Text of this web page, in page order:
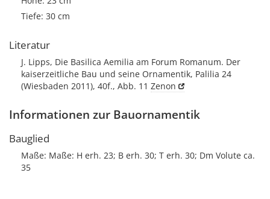
Tiefe: 30 cm
Literatur
J. Lipps, Die Basilica Aemilia am Forum Romanum. Der
kaiserzeitliche Bau und seine Ornamentik, Palilia 24
(Wiesbaden 2011), 40f., Abb. 11 Zenon
Informationen zur Bauornamentik
Bauglied
Maße: Maße: H erh. 23; B erh. 30; T erh. 30; Dm Volute ca.
35